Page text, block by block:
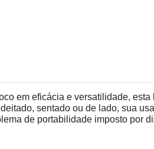
em eficácia e versatilidade,
sentado ou de lado, sua
de portabilidade imposto por